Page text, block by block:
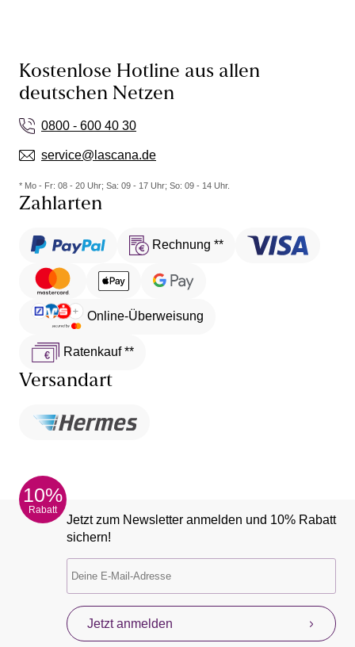
Kostenlose Hotline aus allen
deutschen Netzen
0800 - 600 40 30
service@lascana.de
* Mo - Fr: 08 - 20 Uhr; Sa: 09 - 17 Uhr; So: 09 - 14 Uhr.
Zahlarten
Rechnung **
Online-Überweisung
Ratenkauf **
Versandart
10%
Rabatt
Jetzt zum Newsletter anmelden und 10% Rabatt
sichern!
Jetzt anmelden